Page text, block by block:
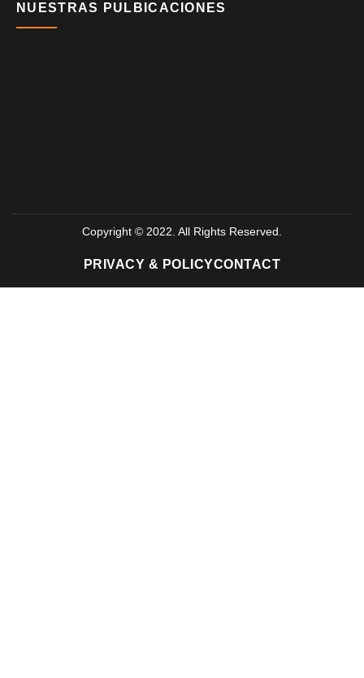
NUESTRAS PULBICACIONES
Copyright © 2022. All Rights Reserved.
PRIVACY & POLICYCONTACT